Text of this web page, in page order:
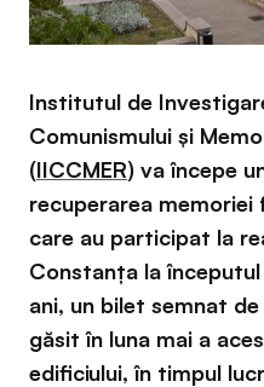
Institutul de
Comunismului și
(IICCMER) va începe
recuperarea
care au participat la
Constanța la
ani, un bilet semnat
găsit în luna mai a
edificiului, în timpul